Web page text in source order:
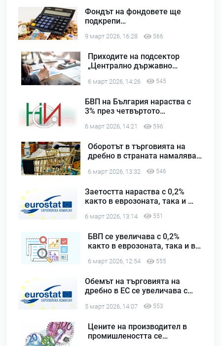
Фондът на фондовете ще
подкрепи
младежката заетост с 33
9 март 2026, 16:28 566
Приходите на подсектор
„Централно държавно
812,67 млн. евро през януари
6 март 2026, 14:26 545
БВП на България нараства с
3% през четвъртото
сравнение с четвъртото
6 март 2026, 14:21 596
Оборотът в търговията на
дребно в страната намалява с
януари 2026 г.
6 март 2026, 13:32 546
Заетостта нараства с 0,2%
както в еврозоната, така и в
тримесечие на 2025 г. в
тримесечие
6 март 2026, 13:14 551
БВП се увеличава с 0,2%
както в еврозоната, така и в
тримесечие на 2025 г. в
тримесечие
6 март 2026, 12:54 555
Обемът на търговията на
дребно в ЕС се увеличава с
януари 2026 г.
5 март 2026, 14:07 553
Цените на производител в
промишлеността се